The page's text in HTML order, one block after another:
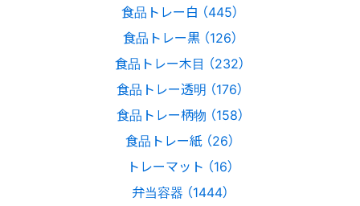
食品トレー白 （445）
食品トレー黒 （126）
食品トレー木目 （232）
食品トレー透明 （176）
食品トレー柄物 （158）
食品トレー紙 （26）
トレーマット （16）
弁当容器 （1444）